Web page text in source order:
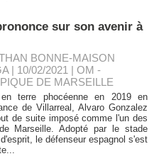
sur son avenir à
BONNE-MAISON
| 10/02/2021 |OM -
DE MARSEILLE
terre phocéenne en 2019 en
de Villarreal, Alvaro Gonzalez
de suite imposé comme l'un des
Marseille. Adopté par le stade
le défenseur espagnol s'est